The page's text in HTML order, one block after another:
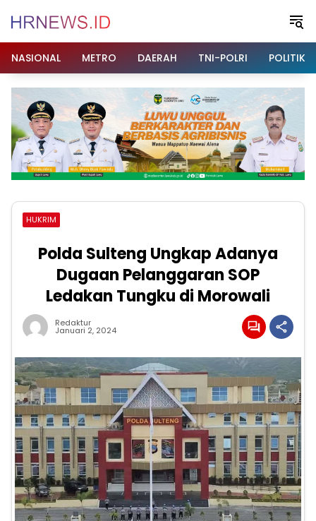
NASIONAL
METRO DAERAH TNI-POLRI POLITIK
HUKRIM
Polda Sulteng Ungkap Adanya
Dugaan Pelanggaran SOP
Ledakan Tungku di Morowali
Redaktur
Januari 2, 2024